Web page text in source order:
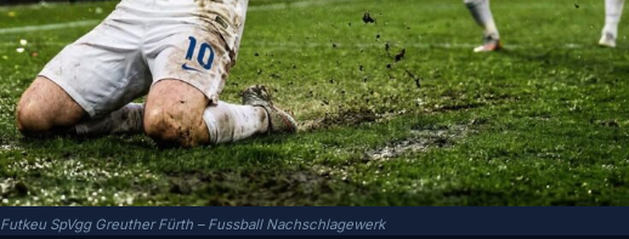
Futkeu SpVgg Greuther Fürth – Fussball Nachschlagewerk